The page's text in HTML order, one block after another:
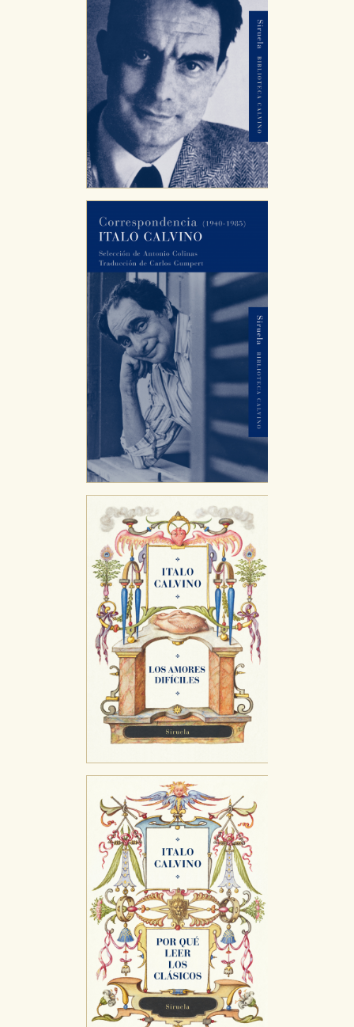
servicios para que no tenga que reconfigurarlos cada
vez que nos visita. La información es agregada y, por lo
tanto, es anónima.
Cookies de publicidad y redes sociales
Estas cookies son gestionadas por nuestros socios
publicitarios y se utilizan para mostrar publicidad
relevante para sus intereses en otros sitios. No
almacenan directamente información personal sino
que se basan en la identificación única de su
navegador y dispositivo de internet.
GUARDAR CONFIGURACIÓN
Puede consultar nuestra política de cookies